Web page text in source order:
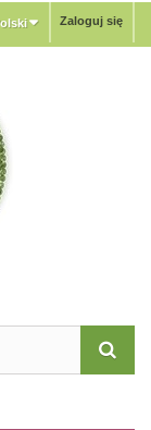
Zaloguj się